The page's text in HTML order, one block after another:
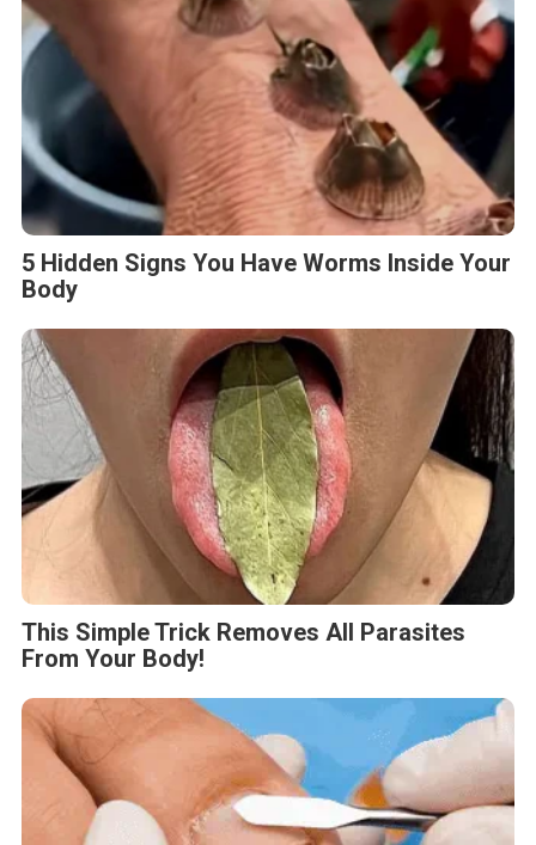
5 Hidden Signs You Have Worms Inside Your
Body
This Simple Trick Removes All Parasites
From Your Body!